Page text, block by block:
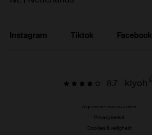
Instagram Tiktok Facebook
8.7
Algemene voorwaarden
Privacybeleid
Cookies & veiligheid